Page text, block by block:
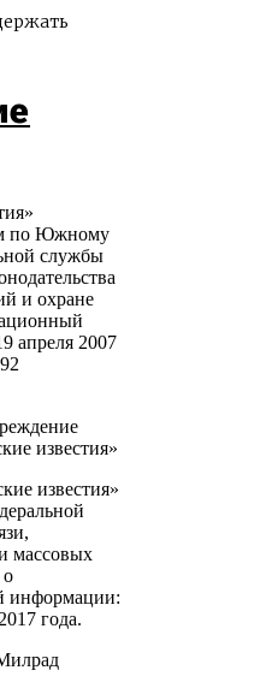
по Южному
службы
и охране
апреля 2007
известия»
известия»
массовых
о
информации:
года.